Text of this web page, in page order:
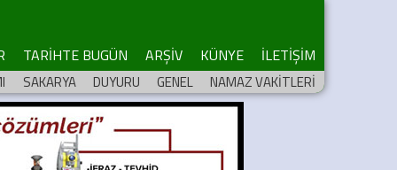
TARİHTE BUGÜN ARŞİV KÜNYE İLETİŞİM
SAKARYA DUYURU GENEL NAMAZ VAKİTLERİ